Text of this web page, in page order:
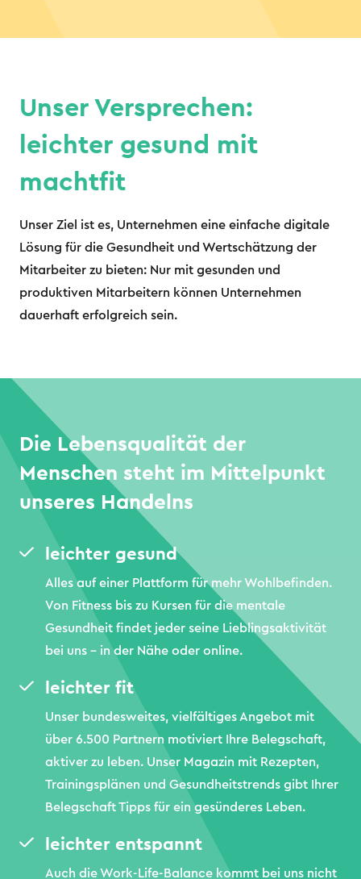
Unser Versprechen:
leichter gesund mit
machtfit
Unser Ziel ist es, Unternehmen eine einfache digitale
Lösung für die Gesundheit und Wertschätzung der
Mitarbeiter zu bieten: Nur mit gesunden und
produktiven Mitarbeitern können Unternehmen
dauerhaft erfolgreich sein.
Die Lebensqualität der
Menschen steht im Mittelpunkt
unseres Handelns
leichter gesund
Alles auf einer Plattform für mehr Wohlbefinden.
Von Fitness bis zu Kursen für die mentale
Gesundheit findet jeder seine Lieblingsaktivität
bei uns – in der Nähe oder online.
leichter fit
Unser bundesweites, vielfältiges Angebot mit
über 6.500 Partnern motiviert Ihre Belegschaft,
aktiver zu leben. Unser Magazin mit Rezepten,
Trainingsplänen und Gesundheitstrends gibt Ihrer
Belegschaft Tipps für ein gesünderes Leben.
leichter entspannt
Auch die Work-Life-Balance kommt bei uns nicht